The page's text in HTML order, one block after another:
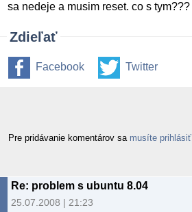
sa nedeje a musim reset. co s tym???
Zdieľať
Facebook Twitter
Pre pridávanie komentárov sa musíte prihlásiť
Re: problem s ubuntu 8.04
25.07.2008 | 21:23